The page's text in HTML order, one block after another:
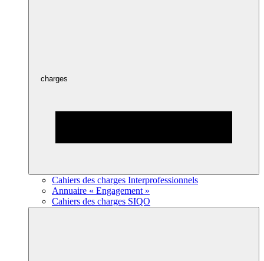
charges
Cahiers des charges Interprofessionnels
Annuaire « Engagement »
Cahiers des charges SIQO